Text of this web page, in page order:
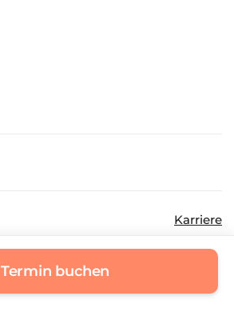
Karriere
Termin buchen